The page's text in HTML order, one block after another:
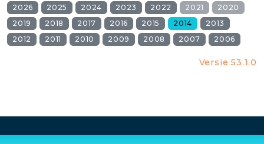
2026 2025 2024 2023 2022 2021
2020
2019
2018 2017 2016 2015 2014
2013
2012
2011 2010 2009 2008 2007 2006
Versie 53.1.0